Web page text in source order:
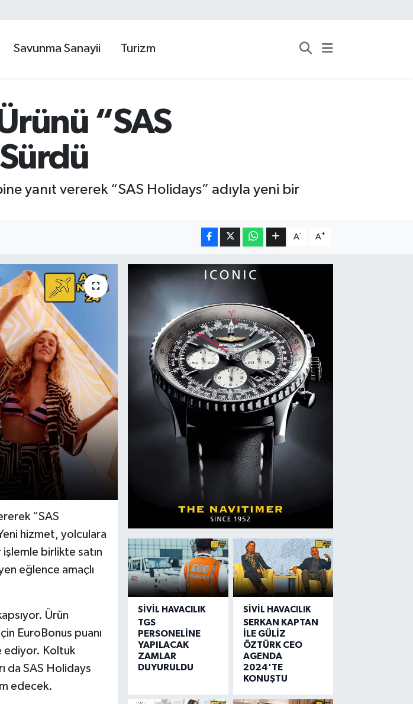
Savunma Sanayii Turizm
“SAS
yanıt vererek “SAS Holidays” adıyla yeni bir
A- A+
“SAS
hizmet, yolculara
birlikte satın
eğlence amaçlı
Ürün
EuroBonus puanı
ediyor. Koltuk
da SAS Holidays
edecek.
SIVIL HAVACILIK
TGS
PERSONELİNE
YAPILACAK
ZAMLAR
DUYURULDU
SIVIL HAVACILIK
SERKAN KAPTAN
İLE GÜLİZ
ÖZTÜRK CEO
AGENDA
2024'TE
KONUŞTU